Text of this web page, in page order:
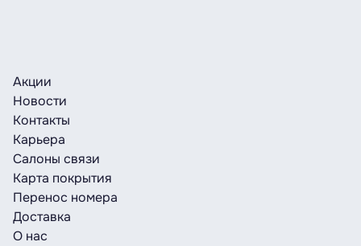
Акции
Новости
Контакты
Карьера
Салоны связи
Карта покрытия
Перенос номера
Доставка
О нас